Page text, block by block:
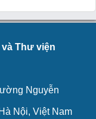
Thư viện
Nguyễn
Nội, Việt Nam